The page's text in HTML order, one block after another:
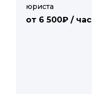
юриста
от 6 500₽ / час